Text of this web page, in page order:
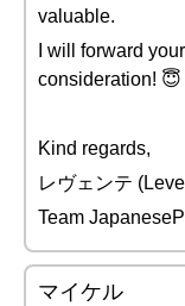
valuable.
I will forward
consideration! 😇
Kind regards,
レヴェンテ
Team
マイケル